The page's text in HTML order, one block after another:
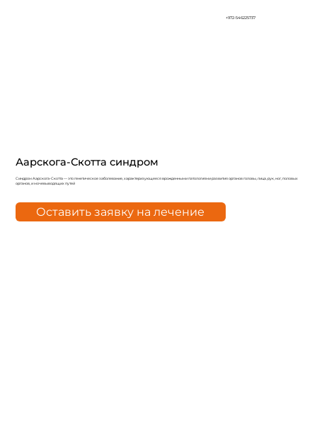
+972-546225737
Аарскога-Скотта синдром
Синдром Аарскога-Скотта — это генетическое заболевание, характеризующееся врожденными патологиями развития органов головы, лица, рук, ног, половых
органов, и мочевыводящих путей
Оставить заявку на лечение